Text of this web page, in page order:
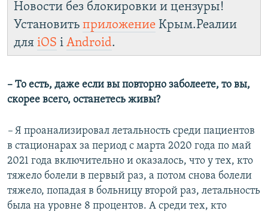
Новости без блокировки и цензуры!
Установить приложение Крым.Реалии
для iOS і Android.
– То есть, даже если вы повторно заболеете, то вы,
скорее всего, останетесь живы?
– Я проанализировал летальность среди пациентов
в стационарах за период с марта 2020 года по май
2021 года включительно и оказалось, что у тех, кто
тяжело болели в первый раз, а потом снова болели
тяжело, попадая в больницу второй раз, летальность
была на уровне 8 процентов. А среди тех, кто